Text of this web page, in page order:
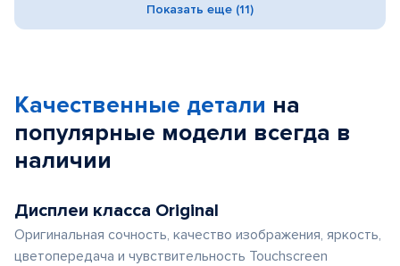
Показать еще (11)
Качественные детали на
популярные модели всегда в
наличии
Дисплеи класса Original
Оригинальная сочность, качество изображения, яркость,
цветопередача и чувствительность Touchscreen